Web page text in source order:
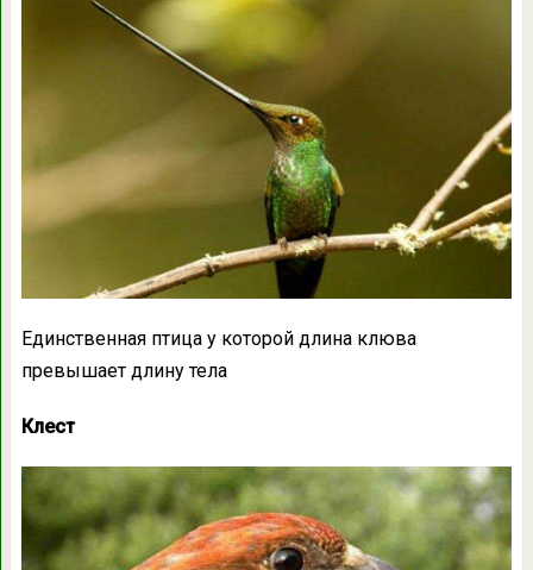
Единственная птица у которой длина клюва
превышает длину тела
Клест